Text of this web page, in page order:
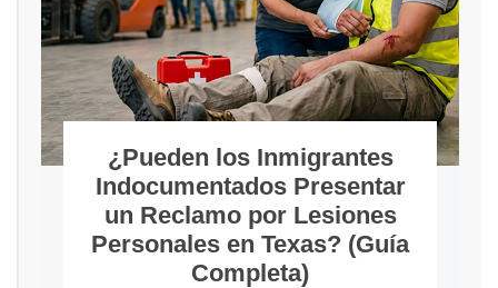
¿Pueden los Inmigrantes
Indocumentados Presentar
un Reclamo por Lesiones
Personales en Texas? (Guía
Completa)